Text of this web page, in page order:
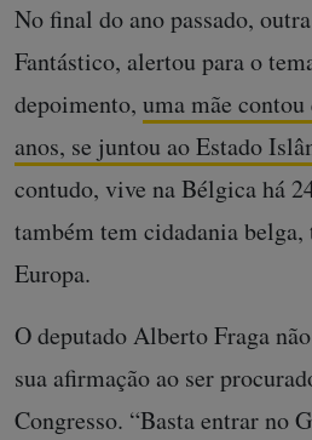
No final do ano passado,
Fantástico, alertou para o
depoimento, uma mãe
anos, se juntou ao Estado
contudo, vive na Bélgica há
também tem cidadania
Europa.
O deputado Alberto Fraga
sua afirmação ao ser
Congresso. “Basta entrar no